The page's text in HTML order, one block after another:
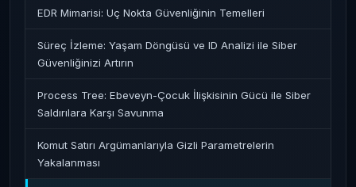
EDR Mimarisi: Uç Nokta Güvenliğinin Temelleri
Süreç İzleme: Yaşam Döngüsü ve ID Analizi ile Siber
Güvenliğinizi Artırın
Process Tree: Ebeveyn-Çocuk İlişkisinin Gücü ile Siber
Saldırılara Karşı Savunma
Komut Satırı Argümanlarıyla Gizli Parametrelerin
Yakalanması